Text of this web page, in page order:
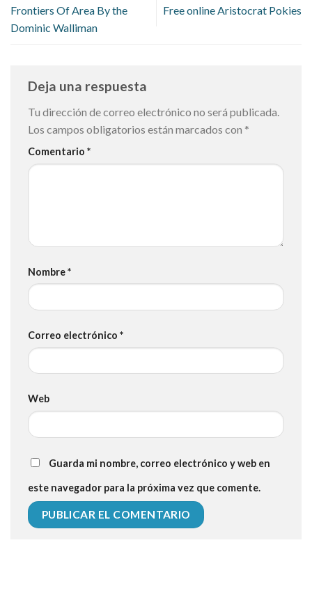
Frontiers Of Area By the
Dominic Walliman
Free online Aristocrat Pokies
Deja una respuesta
Tu dirección de correo electrónico no será publicada.
Los campos obligatorios están marcados con *
Comentario *
Nombre*
Correo electrónico *
Web
Guarda mi nombre, correo electrónico y web en
este navegador para la próxima vez que comente.